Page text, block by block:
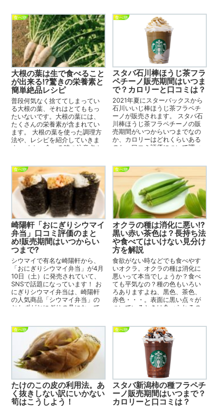
食べ物
大根の葉は生で食べること
が出来る!?驚きの栄養素と
簡単絶品レシピ
普段何気なく捨ててしまってい
る大根の葉、それはとてももっ
たいないです。大根の葉には、
たくさんの栄養素が含まれてい
ます。 大根の葉を使った調理方
法や、レシピを紹介していきま
す。 また、食べる時の注意点や
食べ物
スタバ石川棒ほうじ茶フラ
ペチーノ販売期間はいつま
で？カロリーと口コミは？
2021年夏にスターバックスから
石川いいじ棒ほうじ茶フラペチ
ーノが販売されます。 スタバ石
川棒ほうじ茶フラペチーノの販
売期間がいつからいつまでなの
か、カロリーはどれくらいある
のか、口コミ評価について調べ
食べ物
崎陽軒「おにぎりシウマイ
弁当」口コミ評価のまと
め!販売期間はいつからい
つまで?
シウマイで有名な崎陽軒から、
「おにぎりシウマイ弁当」が4月
10日（土）に発売されていて、
SNSで話題になっています！ お
にぎりシウマイ弁当は、崎陽軒
の人気商品「シウマイ弁当」の
おかずがおにぎりの具になって
食べ物
オクラの種は消化に悪い!?
黒い赤い茶色は？長持ち法
や食べてはいけない見分け
方を解説
食欲がない時などでも食べやす
いオクラ。オクラの種は消化に
悪いって本当でしょうか？食べ
ても平気なの？種の色もいろい
ろありますよね、黒色、茶色、
赤色・・・。表面に黒い点々が
ついているときは食べられるの
食べ物
たけのこの皮の利用法。あ
く抜きしない訳にいかない
筍はこうしよう！
食べ物
スタバ新潟柿の種フラペチ
ーノ販売期間はいつまで？
カロリーと口コミは？